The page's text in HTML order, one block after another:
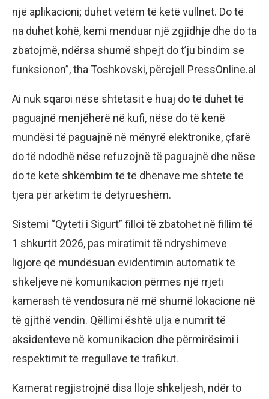
një aplikacioni; duhet vetëm të ketë vullnet. Do të
na duhet kohë, kemi menduar një zgjidhje dhe do ta
zbatojmë, ndërsa shumë shpejt do t’ju bindim se
funksionon”, tha Toshkovski, përcjell PressOnline.al
Ai nuk sqaroi nëse shtetasit e huaj do të duhet të
paguajnë menjëherë në kufi, nëse do të kenë
mundësi të paguajnë në mënyrë elektronike, çfarë
do të ndodhë nëse refuzojnë të paguajnë dhe nëse
do të ketë shkëmbim të të dhënave me shtete të
tjera për arkëtim të detyrueshëm.
Sistemi “Qyteti i Sigurt” filloi të zbatohet në fillim të
1 shkurtit 2026, pas miratimit të ndryshimeve
ligjore që mundësuan evidentimin automatik të
shkeljeve në komunikacion përmes një rrjeti
kamerash të vendosura në më shumë lokacione në
të gjithë vendin. Qëllimi është ulja e numrit të
aksidenteve në komunikacion dhe përmirësimi i
respektimit të rregullave të trafikut.
Kamerat regjistrojnë disa lloje shkeljesh, ndër to